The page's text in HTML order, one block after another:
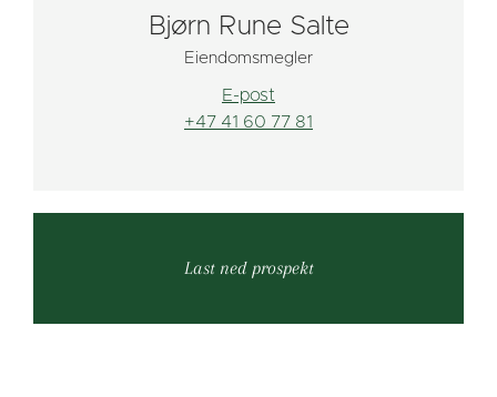
Bjørn Rune Salte
Eiendomsmegler
E-post
+47 41 60 77 81
Last ned prospekt